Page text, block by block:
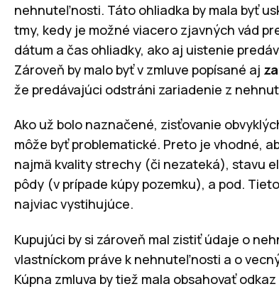
nehnuteľnosti. Táto ohliadka by mala byť
tmy, kedy je možné viacero zjavných vád
dátum a čas ohliadky, ako aj uistenie
Zároveň by malo byť v zmluve popísané aj
že predávajúci odstráni zariadenie z
Ako už bolo naznačené, zisťovanie
môže byť problematické. Preto je vhodné,
najmä kvality strechy (či nezateká), stavu
pôdy (v prípade kúpy pozemku), a pod.
najviac vystihujúce.
Kupujúci by si zároveň mal zistiť údaje o
vlastníckom práve k nehnuteľnosti a o
Kúpna zmluva by tiež mala obsahovať